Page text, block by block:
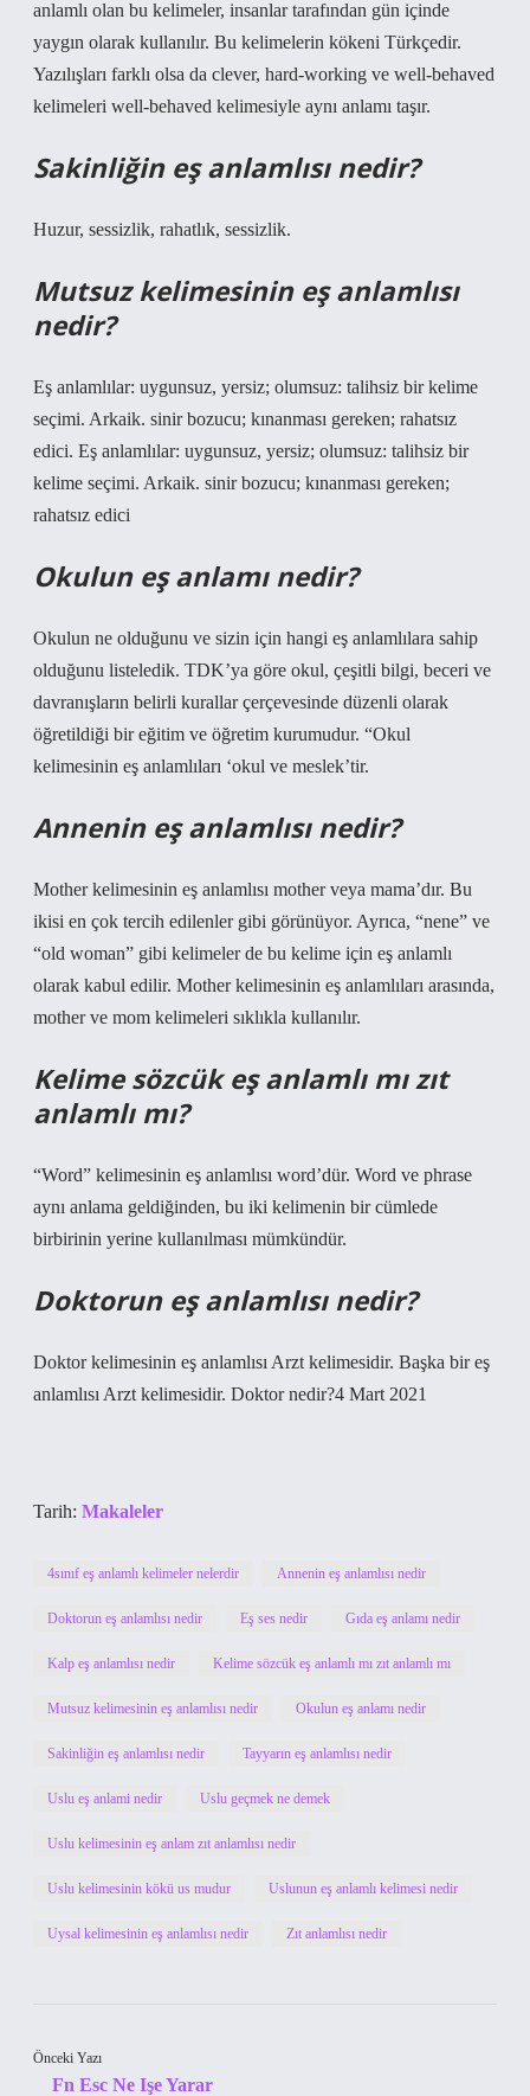
anlamlı olan bu kelimeler, insanlar tarafından gün içinde
yaygın olarak kullanılır. Bu kelimelerin kökeni Türkçedir.
Yazılışları farklı olsa da clever, hard-working ve well-behaved
kelimeleri well-behaved kelimesiyle aynı anlamı taşır.
Sakinliğin eş anlamlısı nedir?
Huzur, sessizlik, rahatlık, sessizlik.
Mutsuz kelimesinin eş anlamlısı
nedir?
Eş anlamlılar: uygunsuz, yersiz; olumsuz: talihsiz bir kelime
seçimi. Arkaik. sinir bozucu; kınanması gereken; rahatsız
edici. Eş anlamlılar: uygunsuz, yersiz; olumsuz: talihsiz bir
kelime seçimi. Arkaik. sinir bozucu; kınanması gereken;
rahatsız edici
Okulun eş anlamı nedir?
Okulun ne olduğunu ve sizin için hangi eş anlamlılara sahip
olduğunu listeledik. TDK’ya göre okul, çeşitli bilgi, beceri ve
davranışların belirli kurallar çerçevesinde düzenli olarak
öğretildiği bir eğitim ve öğretim kurumudur. “Okul
kelimesinin eş anlamlıları ‘okul ve meslek’tir.
Annenin eş anlamlısı nedir?
Mother kelimesinin eş anlamlısı mother veya mama’dır. Bu
ikisi en çok tercih edilenler gibi görünüyor. Ayrıca, “nene” ve
“old woman” gibi kelimeler de bu kelime için eş anlamlı
olarak kabul edilir. Mother kelimesinin eş anlamlıları arasında,
mother ve mom kelimeleri sıklıkla kullanılır.
Kelime sözcük eş anlamlı mı zıt
anlamlı mı?
“Word” kelimesinin eş anlamlısı word’dür. Word ve phrase
aynı anlama geldiğinden, bu iki kelimenin bir cümlede
birbirinin yerine kullanılması mümkündür.
Doktorun eş anlamlısı nedir?
Doktor kelimesinin eş anlamlısı Arzt kelimesidir. Başka bir eş
anlamlısı Arzt kelimesidir. Doktor nedir?4 Mart 2021
Tarih: Makaleler
4sınıf eş anlamlı kelimeler nelerdir Annenin eş anlamlısı nedir
Doktorun eş anlamlısı nedir Eş ses nedir Gıda eş anlamı nedir
Kalp eş anlamlısı nedir Kelime sözcük eş anlamlı mı zıt anlamlı mı
Mutsuz kelimesinin eş anlamlısı nedir Okulun eş anlamı nedir
Sakinliğin eş anlamlısı nedir Tayyarın eş anlamlısı nedir
Uslu eş anlami nedir Uslu geçmek ne demek
Uslu kelimesinin eş anlam zıt anlamlısı nedir
Uslu kelimesinin kökü us mudur Uslunun eş anlamlı kelimesi nedir
Uysal kelimesinin eş anlamlısı nedir Zıt anlamlısı nedir
Önceki Yazı
Fn Esc Ne Işe Yarar